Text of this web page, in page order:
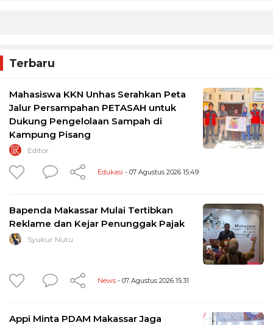
Terbaru
Mahasiswa KKN Unhas Serahkan Peta
Jalur Persampahan PETASAH untuk
Dukung Pengelolaan Sampah di
Kampung Pisang
Editor
Edukasi - 07 Agustus 2026 15:49
Bapenda Makassar Mulai Tertibkan
Reklame dan Kejar Penunggak Pajak
Syukur Nutu
News - 07 Agustus 2026 15:31
Appi Minta PDAM Makassar Jaga